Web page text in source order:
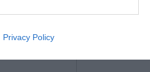
Privacy Policy
hubs